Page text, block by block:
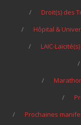
Droit(s) des
Hôpital &
LAIC-Laïcité(s)
Prochaines